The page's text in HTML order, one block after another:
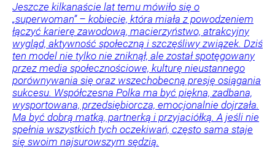
Jeszcze kilkanaście lat temu mówiło się o
„superwoman” – kobiecie, która miała z powodzeniem
łączyć karierę zawodową, macierzyństwo, atrakcyjny
wygląd, aktywność społeczną i szczęśliwy związek. Dziś
ten model nie tylko nie zniknął, ale został spotęgowany
przez media społecznościowe, kulturę nieustannego
porównywania się oraz wszechobecną presję osiągania
sukcesu. Współczesna Polka ma być piękna, zadbana,
wysportowana, przedsiębiorcza, emocjonalnie dojrzała.
Ma być dobrą matką, partnerką i przyjaciółką. A jeśli nie
spełnia wszystkich tych oczekiwań, często sama staje
się swoim najsurowszym sędzią.